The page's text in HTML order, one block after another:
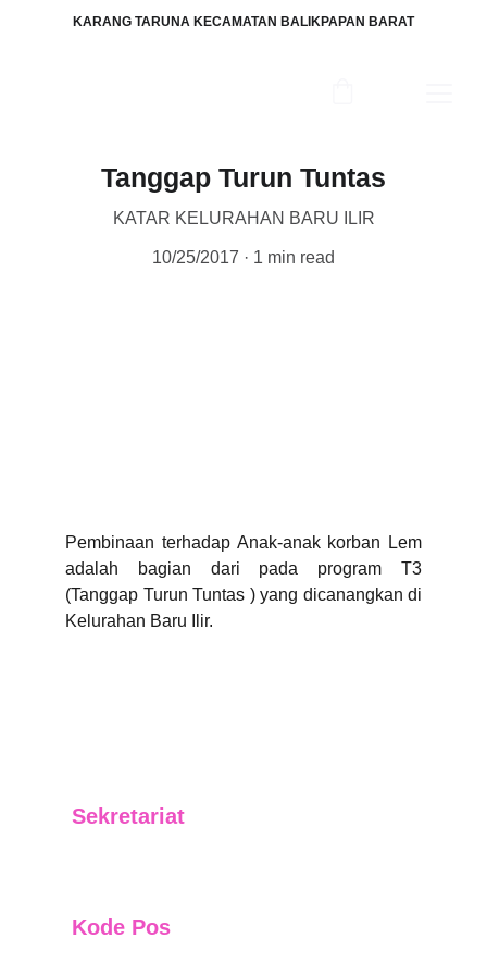
KARANG TARUNA KECAMATAN BALIKPAPAN BARAT
Tanggap Turun Tuntas
KATAR KELURAHAN BARU ILIR
10/25/2017 1 min read
Pembinaan terhadap Anak-anak korban Lem
adalah bagian dari pada program T3
(Tanggap Turun Tuntas ) yang dicanangkan di
Kelurahan Baru Ilir.
Sekretariat
Kode Pos